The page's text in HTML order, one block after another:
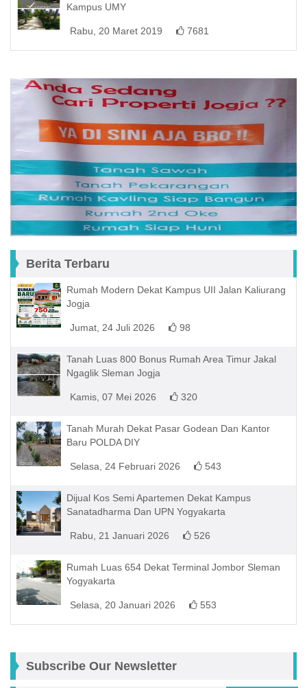
Kampus UMY
Rabu, 20 Maret 2019 7681
Berita Terbaru
Rumah Modern Dekat Kampus UII Jalan Kaliurang
Jogja
Jumat, 24 Juli 2026 98
Tanah Luas 800 Bonus Rumah Area Timur Jakal
Ngaglik Sleman Jogja
Kamis, 07 Mei 2026 320
Tanah Murah Dekat Pasar Godean Dan Kantor
Baru POLDA DIY
Selasa, 24 Februari 2026 543
Dijual Kos Semi Apartemen Dekat Kampus
Sanatadharma Dan UPN Yogyakarta
Rabu, 21 Januari 2026 526
Rumah Luas 654 Dekat Terminal Jombor Sleman
Yogyakarta
Selasa, 20 Januari 2026 553
Subscribe Our Newsletter